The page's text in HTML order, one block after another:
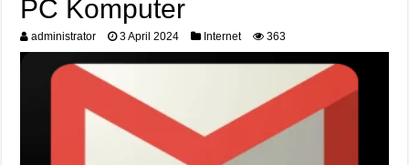
PC Komputer
administrator 3 April 2024 Internet 363